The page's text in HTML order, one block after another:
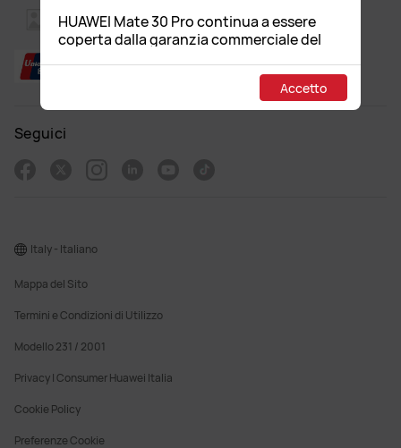
HUAWEI Mate 30 Pro continua a essere
coperta dalla garanzia commerciale del
conseguenza il completo servizio di
Cliccando su
quanto sopra.
Accetto
Seguici
Mappa del Sito
Termini e Condizioni di Utilizzo
Modello 231 / 2001
Privacy | Consumer Huawei Italia
Cookie Policy
Preferenze Cookie
Italy - Italiano